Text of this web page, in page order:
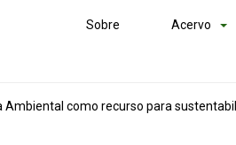
Sobre Acervo
Ambiental como recurso para